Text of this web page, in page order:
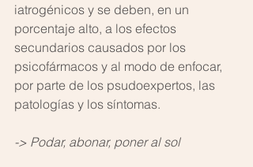
iatrogénicos y se deben, en un
porcentaje alto, a los efectos
secundarios causados por los
psicofármacos y al modo de enfocar,
por parte de los psudoexpertos, las
patologías y los síntomas.
-> Podar, abonar, poner al sol